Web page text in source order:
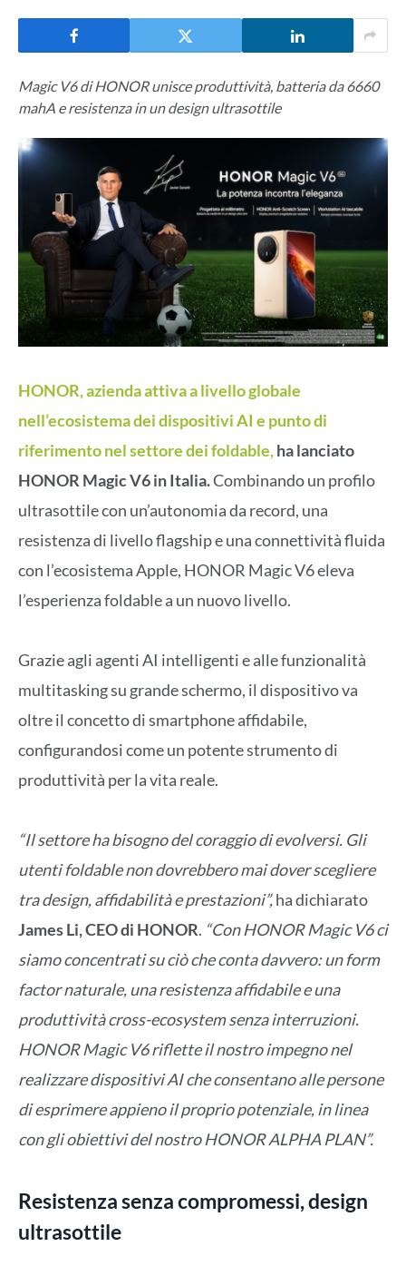
Magic V6 di HONOR unisce produttività, batteria da 6660
mahA e resistenza in un design ultrasottile
HONOR, azienda attiva a livello globale
nell’ecosistema dei dispositivi AI e punto di
riferimento nel settore dei foldable,ha lanciato
HONOR Magic V6 in Italia.Combinando un profilo
ultrasottile con un’autonomia da record, una
resistenza di livello flagship e una connettività fluida
con l’ecosistema Apple, HONOR Magic V6 eleva
l’esperienza foldable a un nuovo livello.
Grazie agli agenti AI intelligenti e alle funzionalità
multitasking su grande schermo, il dispositivo va
oltre il concetto di smartphone affidabile,
configurandosi come un potente strumento di
produttività per la vita reale.
“Il settore ha bisogno del coraggio di evolversi. Gli
utenti foldable non dovrebbero mai dover scegliere
tra design, affidabilità e prestazioni”,ha dichiarato
James Li, CEO di HONOR. “Con HONOR Magic V6 ci
siamo concentrati su ciò che conta davvero: un form
factor naturale, una resistenza affidabile e una
produttività cross-ecosystem senza interruzioni.
HONOR Magic V6 riflette il nostro impegno nel
realizzare dispositivi AI che consentano alle persone
di esprimere appieno il proprio potenziale, in linea
con gli obiettivi del nostro HONOR ALPHA PLAN”.
Resistenza senza compromessi, design
ultrasottile